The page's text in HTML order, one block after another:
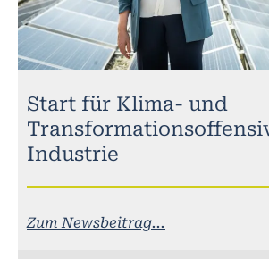
Start für Klima- und
Industrie
Zum Newsbeitrag...